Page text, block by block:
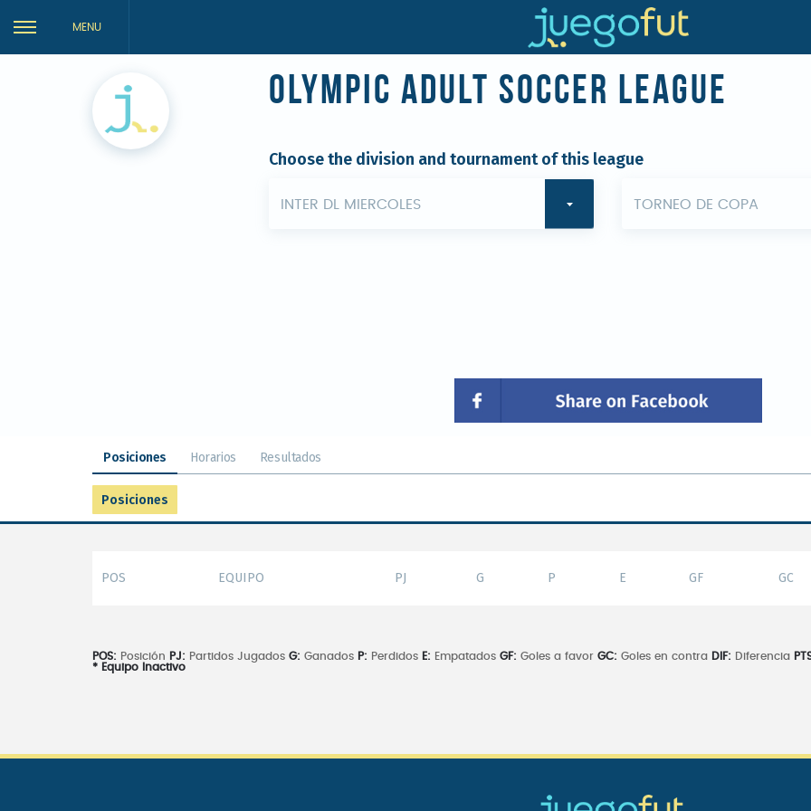
MENU
Olympic Adult Soccer League
Choose the division and tournament of this league
Posiciones Horarios Resultados
Posiciones
POS EQUIPO PJ G P E GF GC
POS: Posición PJ: Partidos Jugados G: Ganados P: Perdidos E: Empatados GF: Goles a favor GC: Goles en contra DIF: Diferencia
* Equipo Inactivo